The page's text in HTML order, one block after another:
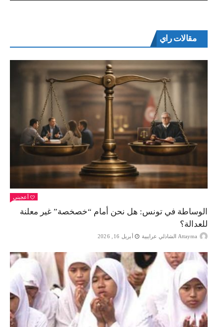
مقالات راي
أعجبني
الوساطة في تونس: هل نحن أمام “خصخصة” غير معلنة
للعدالة؟
Attayma الشاذلي عرايبية أبريل 16, 2026